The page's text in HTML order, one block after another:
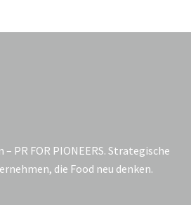
PR FOR PIONEERS. Strategische
die Food neu denken.